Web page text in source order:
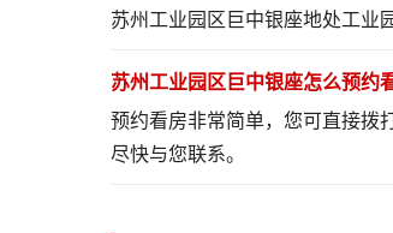
苏州工业园区巨中银座地处工业
苏州工业园区巨中银座怎么预约
预约看房非常简单，您可直接拨
尽快与您联系。